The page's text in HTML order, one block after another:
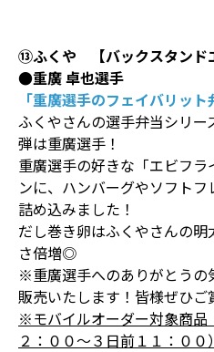
⑬ふくや 【バックスタンド
●重廣 卓也選手
「重廣選手のフェイバリッ
ふくやさんの選手弁当シリー
弾は重廣選手！
重廣選手の好きな「エビフ
ンに、ハンバーグやソフト
詰め込みました！
だし巻き卵はふくやさんの
さ倍増◎
※重廣選手へのありがとうの
販売いたします！皆様ぜひご
※モバイルオーダー対象商品
２：００～３日前１１：００）